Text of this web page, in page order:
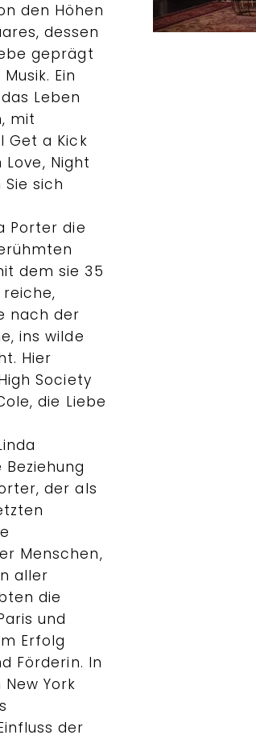
den Höhen
dessen
geprägt
Ein
Leben
mit
Get a Kick
Love, Night
sich
Porter die
dem sie 35
nach der
ins wilde
Hier
Society
die Liebe
der als
Menschen,
aller
die
und
Erfolg
Förderin. In
York
der